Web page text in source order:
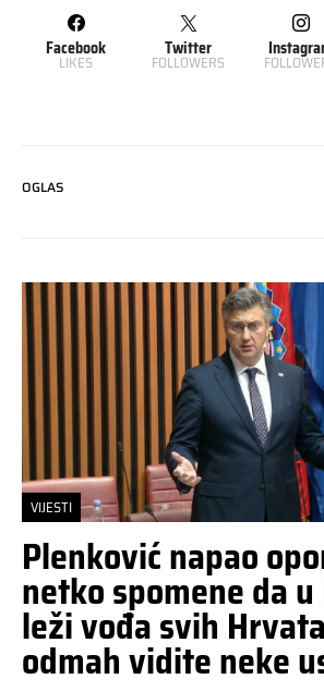
Facebook
LIKES
Twitter
FOLLOWERS
OGLAS
VIJESTI
Plenković napao
netko spomene da
leži vođa svih
odmah vidite neke